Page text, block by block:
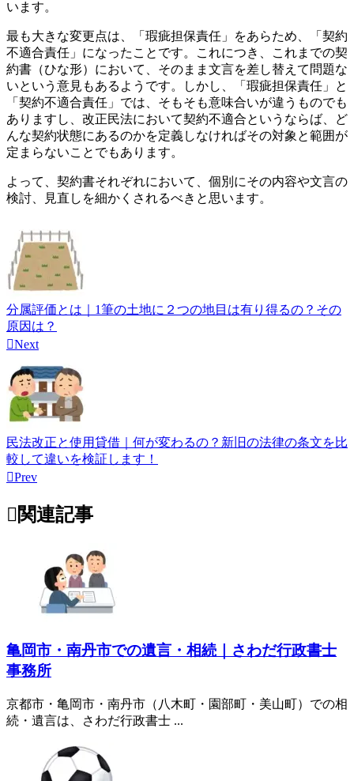
います。
最も大きな変更点は、「瑕疵担保責任」をあらため、「契約
不適合責任」になったことです。これにつき、これまでの契
約書（ひな形）において、そのまま文言を差し替えて問題な
いという意見もあるようです。しかし、「瑕疵担保責任」と
「契約不適合責任」では、そもそも意味合いが違うものでも
ありますし、改正民法において契約不適合というならば、ど
んな契約状態にあるのかを定義しなければその対象と範囲が
定まらないことでもあります。
よって、契約書それぞれにおいて、個別にその内容や文言の
検討、見直しを細かくされるべきと思います。
分属評価とは｜1筆の土地に２つの地目は有り得るの？その
原因は？
Next
民法改正と使用貸借｜何が変わるの？新旧の法律の条文を比
較して違いを検証します！
Prev
 関連記事
亀岡市・南丹市での遺言・相続｜さわだ行政書士
事務所
京都市・亀岡市・南丹市（八木町・園部町・美山町）での相
続・遺言は、さわだ行政書士 ...